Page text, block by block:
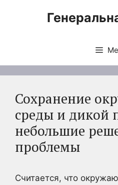
Сохранение
среды и дикой
небольшие
проблемы
Считается, что